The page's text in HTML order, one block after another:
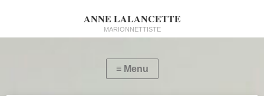
ANNE LALANCETTE
MARIONNETTISTE